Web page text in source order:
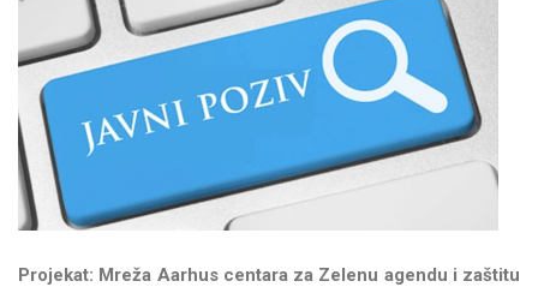
Projekat: Mreža Aarhus centara za Zelenu agendu i zaštitu